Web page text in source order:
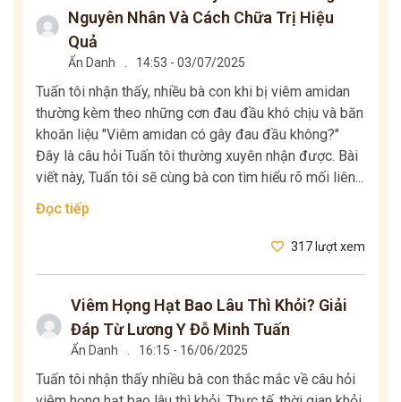
Nguyên Nhân Và Cách Chữa Trị Hiệu
Quả
Ẩn Danh 14:53 - 03/07/2025
Tuấn tôi nhận thấy, nhiều bà con khi bị viêm amidan
thường kèm theo những cơn đau đầu khó chịu và băn
khoăn liệu "Viêm amidan có gây đau đầu không?"
Đây là câu hỏi Tuấn tôi thường xuyên nhận được. Bài
viết này, Tuấn tôi sẽ cùng bà con tìm hiểu rõ mối liên...
Đọc tiếp
317 lượt xem
Viêm Họng Hạt Bao Lâu Thì Khỏi? Giải
Đáp Từ Lương Y Đỗ Minh Tuấn
Ẩn Danh 16:15 - 16/06/2025
Tuấn tôi nhận thấy nhiều bà con thắc mắc về câu hỏi